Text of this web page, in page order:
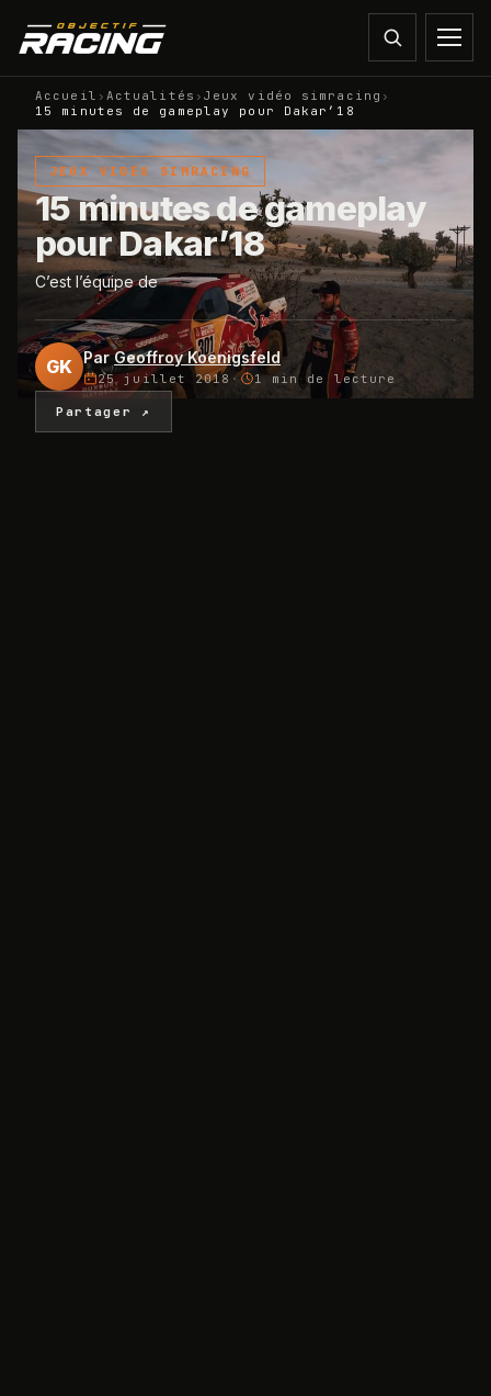
Accueil › Actualités › Jeux vidéo simracing ›
15 minutes de gameplay pour Dakar’18
JEUX VIDÉO SIMRACING
15 minutes de gameplay
pour Dakar’18
C’est l’équipe de
GK Par Geoffroy Koenigsfeld
25 juillet 2018 · 1 minde lecture
Partager ↗